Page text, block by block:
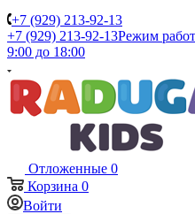
+7 (929) 213-92-13
+7 (929) 213-92-13Режим
9:00 до 18:00
Отложенные 0
Корзина 0
Войти